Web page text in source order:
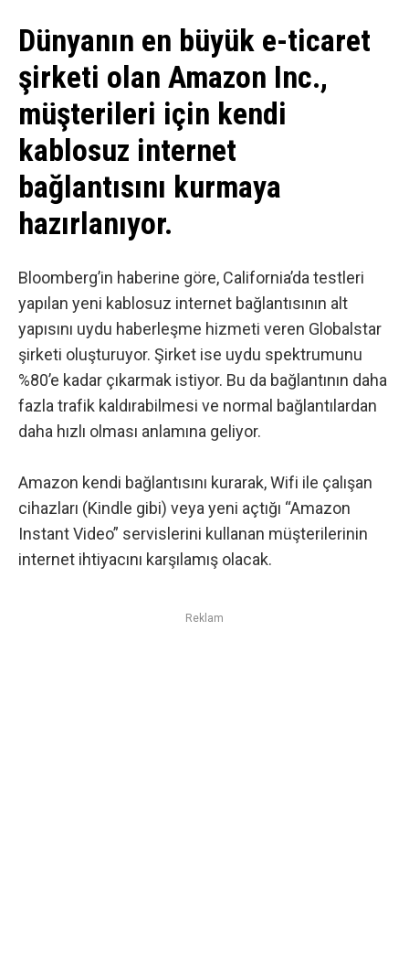
Dünyanın en büyük e-ticaret
şirketi olan Amazon Inc.,
müşterileri için kendi
kablosuz internet
bağlantısını kurmaya
hazırlanıyor.
Bloomberg’in haberine göre, California’da testleri
yapılan yeni kablosuz internet bağlantısının alt
yapısını uydu haberleşme hizmeti veren Globalstar
şirketi oluşturuyor. Şirket ise uydu spektrumunu
%80’e kadar çıkarmak istiyor. Bu da bağlantının daha
fazla trafik kaldırabilmesi ve normal bağlantılardan
daha hızlı olması anlamına geliyor.
Amazon kendi bağlantısını kurarak, Wifi ile çalışan
cihazları (Kindle gibi) veya yeni açtığı “Amazon
Instant Video” servislerini kullanan müşterilerinin
internet ihtiyacını karşılamış olacak.
Reklam